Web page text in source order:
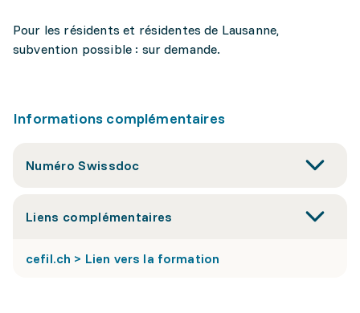
Pour les résidents et résidentes de Lausanne,
subvention possible : sur demande.
Informations complémentaires
Numéro Swissdoc
Liens complémentaires
cefil.ch > Lien vers la formation